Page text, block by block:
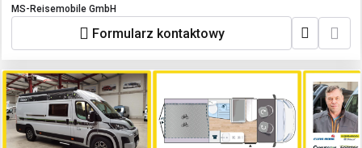
MS-Reisemobile GmbH
Formularz kontaktowy